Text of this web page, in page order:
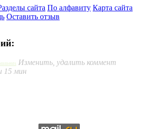
сайта По алфавиту Карта сайта
Оставить отзыв
Изменить, удалить коммент
15 мин